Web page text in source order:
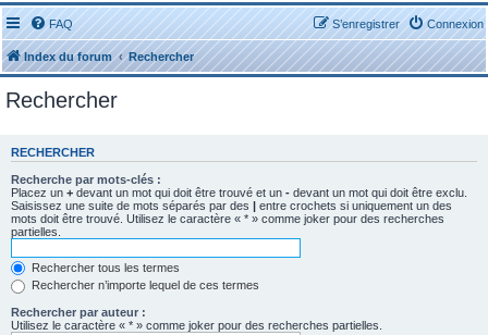
FAQ Connexion
S’enregistrer
Index du forum Rechercher
Rechercher
RECHERCHER
Recherche par mots-clés :
Placez un + devant un mot qui doit être trouvé et un - devant un mot qui doit être exclu.
Saisissez une suite de mots séparés par des | entre crochets si uniquement un des
mots doit être trouvé. Utilisez le caractère « * » comme joker pour des recherches
partielles.
Rechercher tous les termes
Rechercher n’importe lequel de ces termes
Rechercher par auteur :
Utilisez le caractère « * » comme joker pour des recherches partielles.